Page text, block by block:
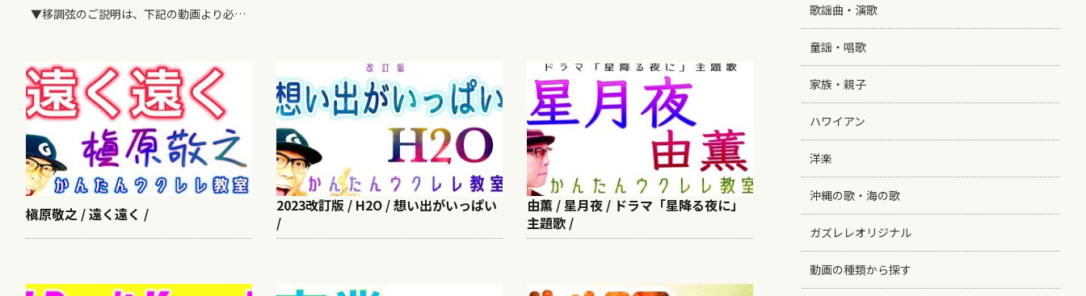
▼移調弦のご説明は、下記の動画より必ずご確認ください。▼ 移調弦は、通常の弦よりも高いキーでチューニングができる弦です。 「カポ」を使用することなく、自分の声には低すぎる、高すぎる曲を気持ちよく歌うことが出来ます。 材質は厳選したフロロカーボンで、耐久性が高く、クリアな音...
槇原敬之 / 遠く遠く /
2023改訂版 / H2O / 想い出がいっぱい
/
由薫 / 星月夜 / ドラマ「星降る夜に」
主題歌 /
歌謡曲・演歌
童謡・唱歌
家族・親子
ハワイアン
洋楽
沖縄の歌・海の歌
ガズレレオリジナル
動画の種類から探す